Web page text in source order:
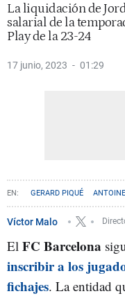
La liquidación de
salarial de la
Play de la 23-24
17 junio, 2023 01:29
GERARD PIQUÉ
JORDI ALBA
Víctor Malo
El FC Barcelona
inscribir a los
fichajes. La entidad